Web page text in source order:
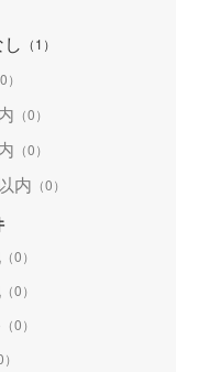
（1 ）
0）
（0）
（0）
内 （0）
（0）
（0）
（0）
）